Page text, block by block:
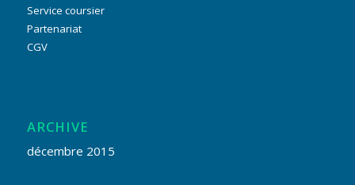
Service coursier
Partenariat
CGV
ARCHIVE
décembre 2015